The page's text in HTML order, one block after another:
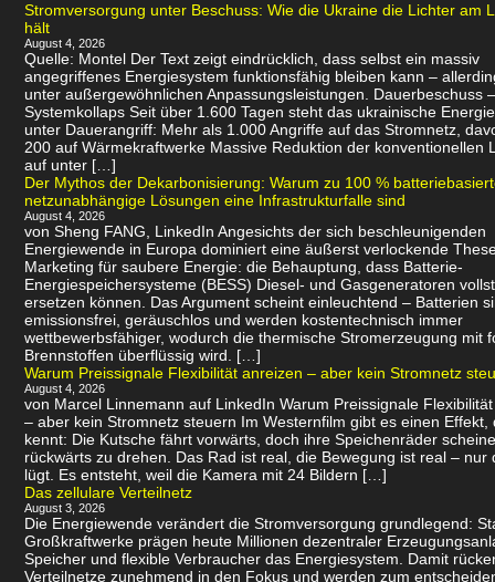
Stromversorgung unter Beschuss: Wie die Ukraine die Lichter am
hält
August 4, 2026
Quelle: Montel Der Text zeigt eindrücklich, dass selbst ein massiv
angegriffenes Energiesystem funktionsfähig bleiben kann –
unter außergewöhnlichen Anpassungsleistungen. Dauerbeschuss
Systemkollaps Seit über 1.600 Tagen steht das ukrainische
unter Dauerangriff: Mehr als 1.000 Angriffe auf das Stromnetz,
200 auf Wärmekraftwerke Massive Reduktion der konventionellen
auf unter […]
Der Mythos der Dekarbonisierung: Warum zu 100 %
netzunabhängige Lösungen eine Infrastrukturfalle sind
August 4, 2026
von Sheng FANG, LinkedIn Angesichts der sich beschleunigenden
Energiewende in Europa dominiert eine äußerst verlockende
Marketing für saubere Energie: die Behauptung, dass Batterie-
Energiespeichersysteme (BESS) Diesel- und Gasgeneratoren
ersetzen können. Das Argument scheint einleuchtend – Batterien
emissionsfrei, geräuschlos und werden kostentechnisch immer
wettbewerbsfähiger, wodurch die thermische Stromerzeugung mit
Brennstoffen überflüssig wird. […]
Warum Preissignale Flexibilität anreizen – aber kein Stromnetz
August 4, 2026
von Marcel Linnemann auf LinkedIn Warum Preissignale
– aber kein Stromnetz steuern Im Westernfilm gibt es einen Effekt,
kennt: Die Kutsche fährt vorwärts, doch ihre Speichenräder
rückwärts zu drehen. Das Rad ist real, die Bewegung ist real – nur
lügt. Es entsteht, weil die Kamera mit 24 Bildern […]
Das zellulare Verteilnetz
August 3, 2026
Die Energiewende verändert die Stromversorgung grundlegend:
Großkraftwerke prägen heute Millionen dezentraler
Speicher und flexible Verbraucher das Energiesystem. Damit
Verteilnetze zunehmend in den Fokus und werden zum